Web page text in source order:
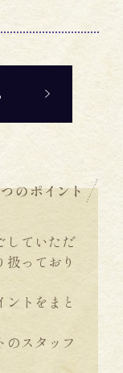
していただ
っており
トをまと
のスタッフ